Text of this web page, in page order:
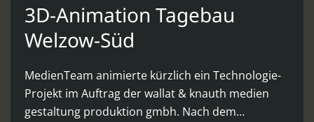
3D-Animation Tagebau
Welzow-Süd
MedienTeam animierte kürzlich ein Technologie-
Projekt im Auftrag der wallat & knauth medien
gestaltung produktion gmbh. Nach dem…